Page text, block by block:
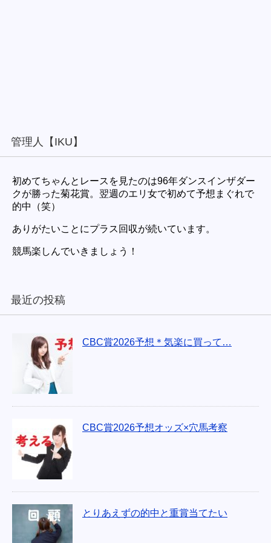
管理人【IKU】
初めてちゃんとレースを見たのは96年ダンスインザダー
クが勝った菊花賞。翌週のエリ女で初めて予想まぐれで
的中（笑）
ありがたいことにプラス回収が続いています。
競馬楽しんでいきましょう！
最近の投稿
CBC賞2026予想＊気楽に買って…
CBC賞2026予想オッズ×穴馬考察
とりあえずの的中と重賞当てたい